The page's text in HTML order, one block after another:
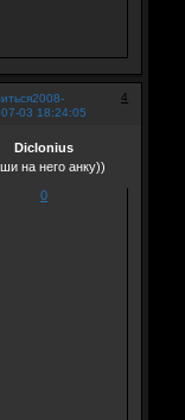
4
2008-
07-03 18:24:05
Diclonius
на него анку))
0